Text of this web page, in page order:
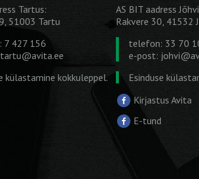
Tartus:
51003 Tartu
7 427 156
tartu@avita.ee
külastamine kokkuleppel.
AS BIT aadress
Rakvere 30, 41532
telefon: 33 70
e-post:
Esinduse
Kirjastus Avita
E-tund